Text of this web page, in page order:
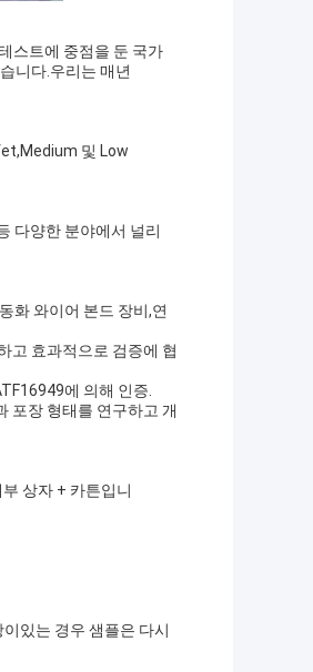
스트에 중점을 둔 국가
니다.우리는 매년
및 Low
다양한 분야에서 널리
화 와이어 본드 장비,연
고 효과적으로 검증에 협
에 의해 인증.
포장 형태를 연구하고 개
상자 + 카튼입니
있는 경우 샘플은 다시